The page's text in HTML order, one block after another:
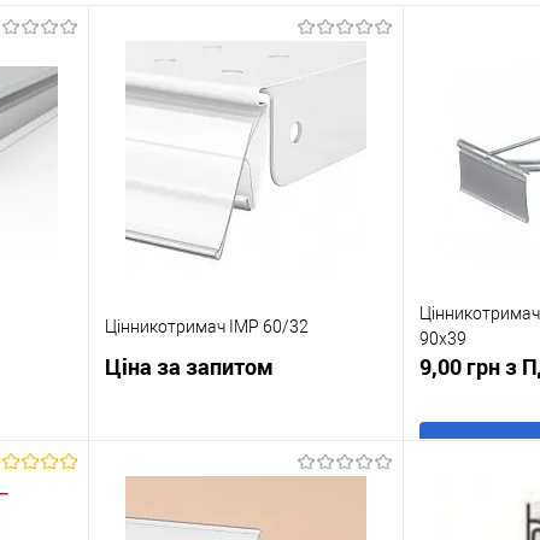
Цінникотримач IMP 60/32
Ціна за запитом
Запросити ціну
90х39
9,00 грн з
Купити в 1